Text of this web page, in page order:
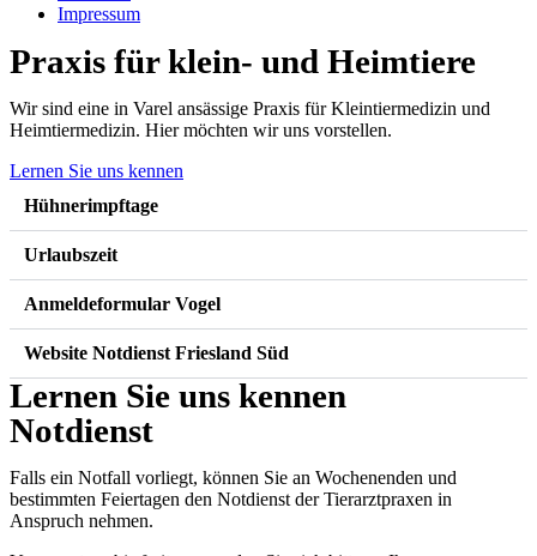
Impressum
Praxis für klein- und Heimtiere
Wir sind eine in Varel ansässige Praxis für Kleintiermedizin und
Heimtiermedizin. Hier möchten wir uns vorstellen.
Lernen Sie uns kennen
Hühnerimpftage
Urlaubszeit
Anmeldeformular Vogel
Website Notdienst Friesland Süd
Lernen Sie uns kennen
Notdienst
Falls ein Notfall vorliegt, können Sie an Wochenenden und
bestimmten Feiertagen den Notdienst der Tierarztpraxen in
Anspruch nehmen.